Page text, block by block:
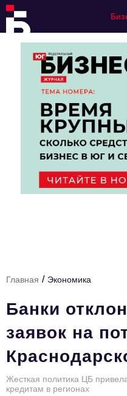
Франчайзинг
Номера журнала
Категории:
Финансы
Цитаты
Аналитика
Главное
Интервью
Главная / Экономика
Банки
заявок на
Жесткая политика ЦБ
кредитам в регионах